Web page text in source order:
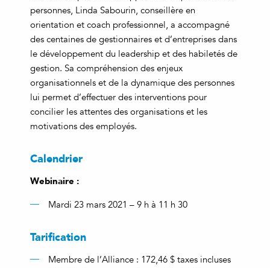
personnes, Linda Sabourin, conseillère en
orientation et coach professionnel, a accompagné
des centaines de gestionnaires et d’entreprises dans
le développement du leadership et des habiletés de
gestion. Sa compréhension des enjeux
organisationnels et de la dynamique des personnes
lui permet d’effectuer des interventions pour
concilier les attentes des organisations et les
motivations des employés.
Calendrier
Webinaire :
Mardi 23 mars 2021 – 9 h à 11 h 30
Tarification
Membre de l’Alliance : 172,46 $ taxes incluses